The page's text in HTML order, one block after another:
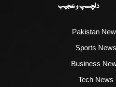
دلچسپ و عجیب
Pakistan
Sports
Business
Tech News